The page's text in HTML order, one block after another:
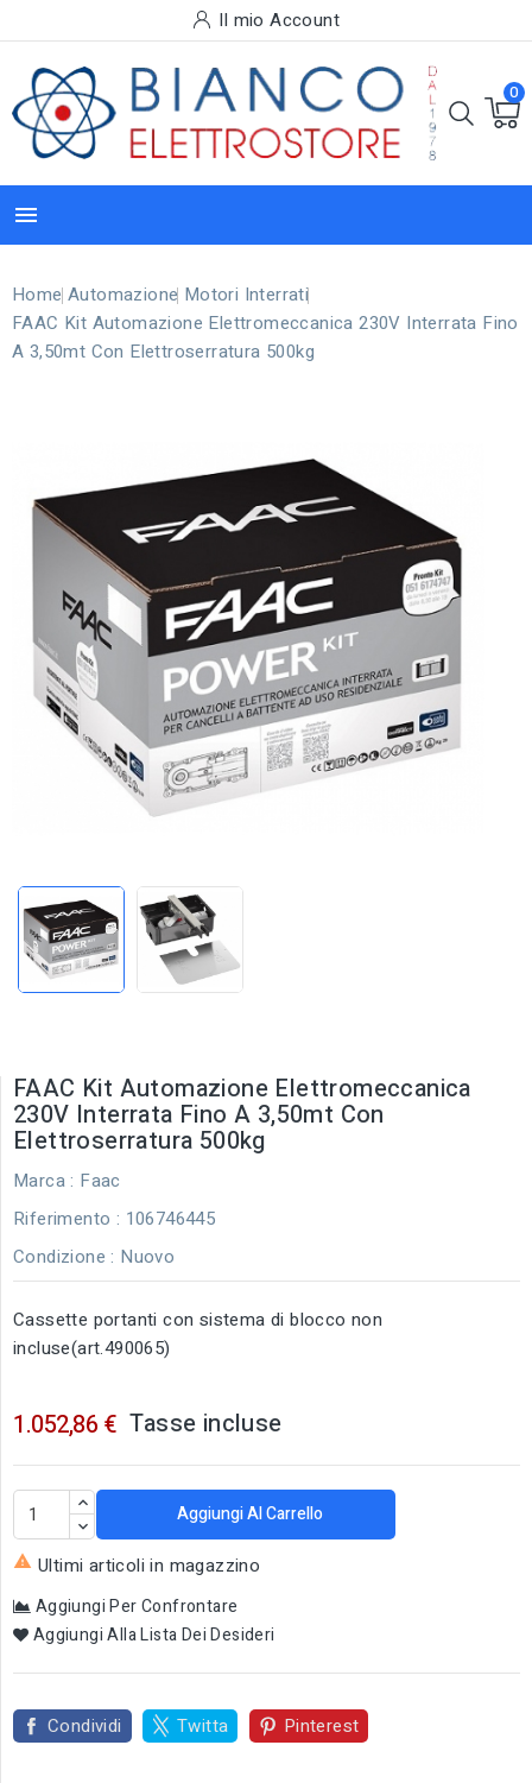
Il mio Account
0

Home Automazione Motori Interrati
FAAC Kit Automazione Elettromeccanica 230V Interrata Fino
A 3,50mt Con Elettroserratura 500kg
FAAC Kit Automazione Elettromeccanica
230V Interrata Fino A 3,50mt Con
Elettroserratura 500kg
Marca : Faac
Riferimento : 106746445
Condizione : Nuovo
Cassette portanti con sistema di blocco non
incluse(art.490065)
1.052,86 € Tasse incluse
Aggiungi Al Carrello
 Ultimi articoli in magazzino
Aggiungi Per Confrontare
Aggiungi Alla Lista Dei Desideri
Condividi Twitta Pinterest